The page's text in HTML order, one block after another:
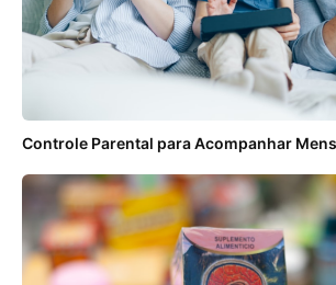
Controle Parental para Acompanhar